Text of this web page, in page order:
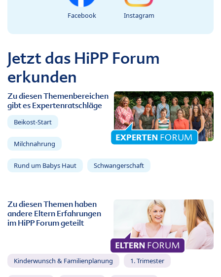
Facebook Instagram
Jetzt das HiPP Forum
erkunden
Zu diesen Themenbereichen
gibt es Expertenratschläge
Beikost-Start
Milchnahrung
Rund um Babys Haut Schwangerschaft
Zu diesen Themen haben
andere Eltern Erfahrungen
im HiPP Forum geteilt
Kinderwunsch & Familienplanung 1. Trimester